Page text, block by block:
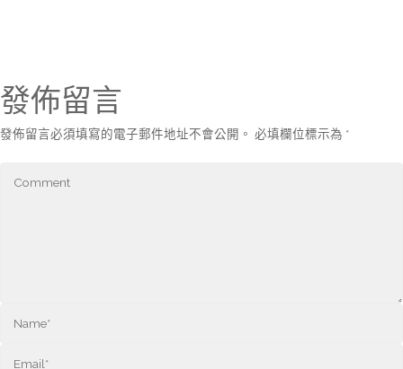
發佈留言
發佈留言必須填寫的電子郵件地址不會公開。 必填欄位標示為 *